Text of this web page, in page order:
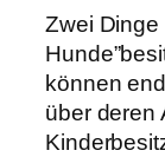
Zwei
können
über deren